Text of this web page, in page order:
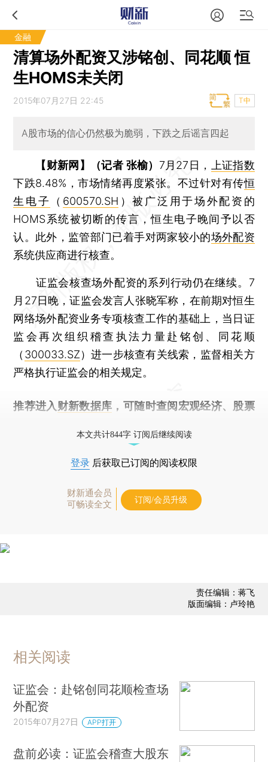
金融
清算场外配资又涉铭创、同花顺 恒
生HOMS未关闭
2015年07月27日 22:45 T中
A股市场的信心仍然极为脆弱，下跌之后谣言四起
【财新网】（记者 张榆） 7月27日，
上证指数
下跌8.48%，市场情绪再度紧张。不过针对有传恒
生电子
（ 600570.SH ）被广泛用于场外配资的
HOMS系统被切断的传言，恒生电子晚间予以否
认。此外，监管部门已着手对两家较小的场外配资
系统供应商进行核查。
证监会核查场外配资的系列行动仍在继续。7
月27日晚，证监会发言人张晓军称，在前期对恒生
网络场外配资业务专项核查工作的基础上，当日证
监会再次组织稽查执法力量赴铭创、同花顺
（ 300033.SZ）进一步核查有关线索，监督相关方
严格执行证监会的相关规定。
推荐进入 财新数据库 ，可随时查阅宏观经济、股票
本文共计844字 订阅后继续阅读
登录 后获取已订阅的阅读权限
财新通会员
可畅读全文
订阅/会员升级
责任编辑：蒋飞
版面编辑：卢玲艳
相关阅读
证监会：赴铭创同花顺检查场
外配资
2015年07月27日 APP打开
盘前必读：证监会稽查大股东